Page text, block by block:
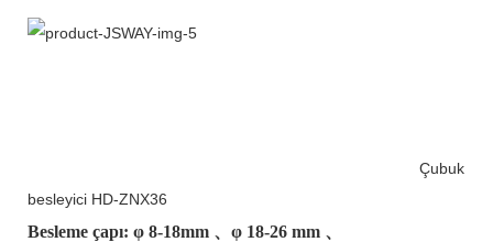
Çubuk
besleyici HD-ZNX36
Besleme çapı: φ 8-18mm 、φ 18-26 mm 、